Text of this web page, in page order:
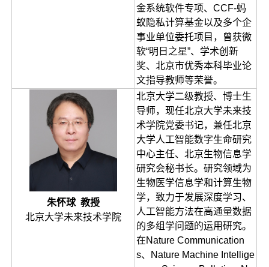
金系统软件专项、CCF-蚂
蚁隐私计算基金以及多个企
事业单位委托项目，曾获微
软“明日之星”、学术创新
奖、北京市优秀本科毕业论
文指导教师等荣誉。
朱怀球 教授
北京大学未来技术学院
北京大学二级教授、博士生
导师，现任北京大学未来技
术学院党委书记，兼任北京
大学人工智能数字生命研究
中心主任、北京生物信息学
研究会秘书长。研究领域为
生物医学信息学和计算生物
学，致力于发展深度学习、
人工智能方法在高通量数据
的多组学问题的运用研究。
在Nature Communication
s、Nature Machine Intellige